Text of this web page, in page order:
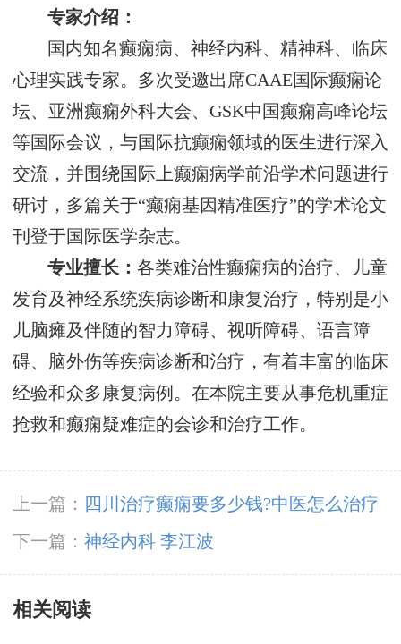
专家介绍：
国内知名癫痫病、神经内科、精神科、临床
心理实践专家。多次受邀出席CAAE国际癫痫论
坛、亚洲癫痫外科大会、GSK中国癫痫高峰论坛
等国际会议，与国际抗癫痫领域的医生进行深入
交流，并围绕国际上癫痫病学前沿学术问题进行
研讨，多篇关于“癫痫基因精准医疗”的学术论文
刊登于国际医学杂志。
专业擅长：各类难治性癫痫病的治疗、儿童
发育及神经系统疾病诊断和康复治疗，特别是小
儿脑瘫及伴随的智力障碍、视听障碍、语言障
碍、脑外伤等疾病诊断和治疗，有着丰富的临床
经验和众多康复病例。在本院主要从事危机重症
抢救和癫痫疑难症的会诊和治疗工作。
上一篇：
四川治疗癫痫要多少钱?中医怎么治疗
癫痫病?
下一篇： 神经内科 李江波
相关阅读